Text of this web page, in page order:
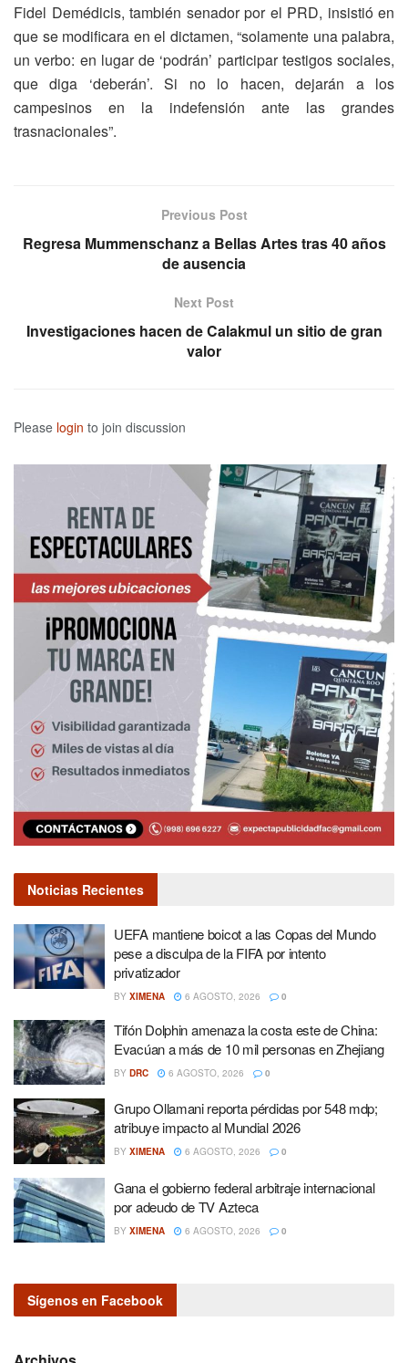
Fidel Demédicis, también senador por el PRD, insistió en
que se modificara en el dictamen, “solamente una palabra,
un verbo: en lugar de ‘podrán’ participar testigos sociales,
que diga ‘deberán’. Si no lo hacen, dejarán a los
campesinos en la indefensión ante las grandes
trasnacionales”.
Previous Post
Regresa Mummenschanz a Bellas Artes tras 40 años
de ausencia
Next Post
Investigaciones hacen de Calakmul un sitio de gran
valor
Please login to join discussion
Noticias Recientes
UEFA mantiene boicot a las Copas del Mundo
pese a disculpa de la FIFA por intento
privatizador
BY XIMENA 6 AGOSTO, 2026 0
Tifón Dolphin amenaza la costa este de China:
Evacúan a más de 10 mil personas en Zhejiang
BY DRC 6 AGOSTO, 2026 0
Grupo Ollamani reporta pérdidas por 548 mdp;
atribuye impacto al Mundial 2026
BY XIMENA 6 AGOSTO, 2026 0
Gana el gobierno federal arbitraje internacional
por adeudo de TV Azteca
BY XIMENA 6 AGOSTO, 2026 0
Sígenos en Facebook